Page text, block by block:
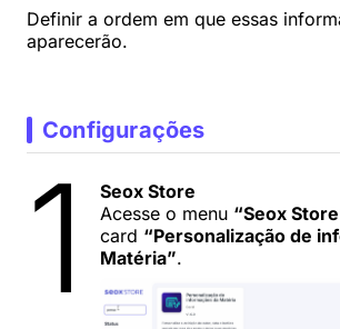
Definir a ordem em que essas
aparecerão.
Configurações
1
Seox Store
Acesse o menu “Seox
card “Personalização de
Matéria”.